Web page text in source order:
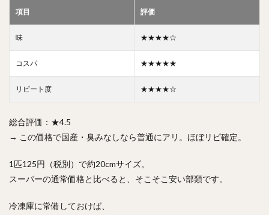
項目 評価
味 ★★★★☆
コスパ ★★★★★
リピート度 ★★★★☆
総合評価：★4.5
→ この価格で国産・臭みなしなら普通にアリ。ほぼリピ確定。
1匹125円（税別）で約20cmサイズ。
スーパーの通常価格と比べると、そこそこ安い部類です。
冷凍庫に常備しておけば、